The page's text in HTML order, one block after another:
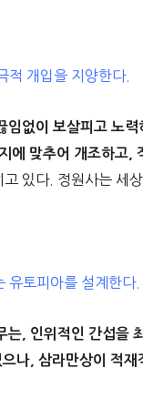
개입을 지양한다.
임없이 보살피고 노
에 맞추어 개조하고,
고 있다. 정원사는 세
토피아를 설계한다.
는, 인위적인 간섭을
나, 삼라만상이 적